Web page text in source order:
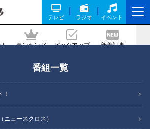
テレビ ラジオ イベント
ランキング ピックアップ 新着記事
番組一覧
！
ニュースクロス）
を渡って駆けつける！
記事に戻る